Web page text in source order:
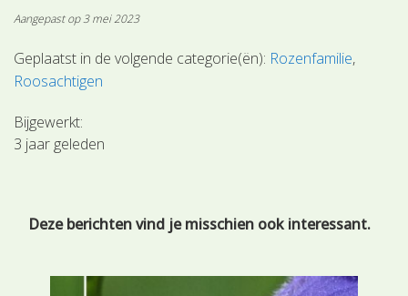
Aangepast op 3 mei 2023
Geplaatst in de volgende categorie(ën): Rozenfamilie
Roosachtigen
Bijgewerkt:
3 jaar geleden
Deze berichten vind je misschien ook interessant.